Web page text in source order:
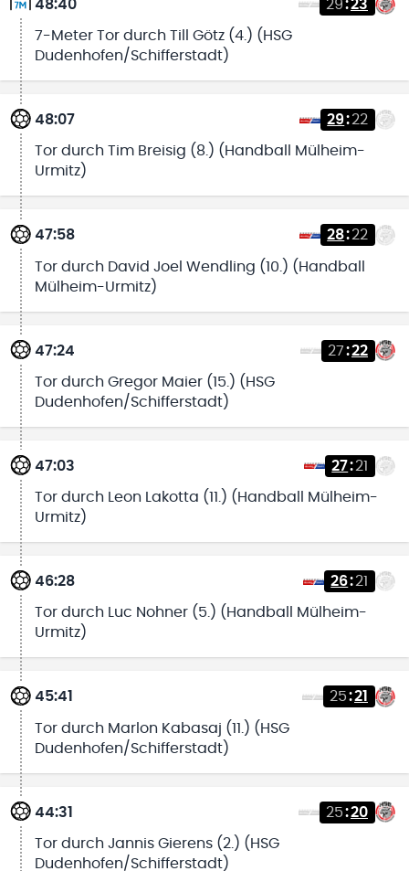
48:40 29:23
7-Meter Tor durch Till Götz (4.) (HSG
Dudenhofen/Schifferstadt)
48:07 29:22
Tor durch Tim Breisig (8.) (Handball Mülheim-
Urmitz)
47:58 28:22
Tor durch David Joel Wendling (10.) (Handball
Mülheim-Urmitz)
47:24 27:22
Tor durch Gregor Maier (15.) (HSG
Dudenhofen/Schifferstadt)
47:03 27:21
Tor durch Leon Lakotta (11.) (Handball Mülheim-
Urmitz)
46:28 26:21
Tor durch Luc Nohner (5.) (Handball Mülheim-
Urmitz)
45:41 25:21
Tor durch Marlon Kabasaj (11.) (HSG
Dudenhofen/Schifferstadt)
44:31 25:20
Tor durch Jannis Gierens (2.) (HSG
Dudenhofen/Schifferstadt)